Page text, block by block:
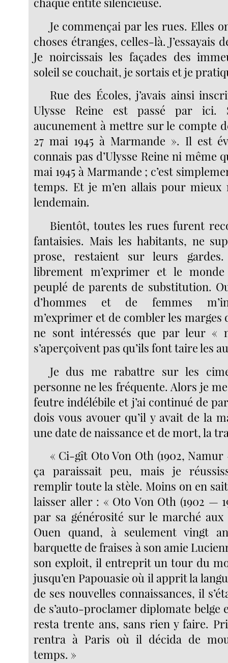
Je commençai par les rues. Elles
choses étranges, celles-là. J’essayais
Je noircissais les façades des
soleil se couchait, je sortais et je
Rue des Écoles, j’avais ainsi
Ulysse Reine est passé par ici.
aucunement à mettre sur le compte
27 mai 1945 à Marmande ». Il est
connais pas d’Ulysse Reine ni même
mai 1945 à Marmande ; c’est
temps. Et je m’en allais pour mieux
lendemain.
Bientôt, toutes les rues furent
fantaisies. Mais les habitants, ne
prose, restaient sur leurs
librement m’exprimer et le
peuplé de parents de substitution.
d’hommes et de femmes
m’exprimer et de combler les marges
ne sont intéressés que par leur «
s’aperçoivent pas qu’ils font taire les
Je dus me rabattre sur les
personne ne les fréquente. Alors je
feutre indélébile et j’ai continué de
dois vous avouer qu’il y avait de la
une date de naissance et de mort, la
« Ci-gît Oto Von Oth (1902, Namur
ça paraissait peu, mais je
remplir toute la stèle. Moins on en
laisser aller : « Oto Von Oth (1902 —
par sa générosité sur le marché
Ouen quand, à seulement vingt
barquette de fraises à son amie
son exploit, il entreprit un tour du
jusqu’en Papouasie où il apprit la
de ses nouvelles connaissances, il
de s’auto-proclamer diplomate belge
resta trente ans, sans rien y faire.
rentra à Paris où il décida de
temps. »